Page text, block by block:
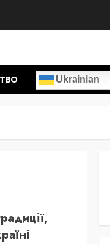
Ukrainian